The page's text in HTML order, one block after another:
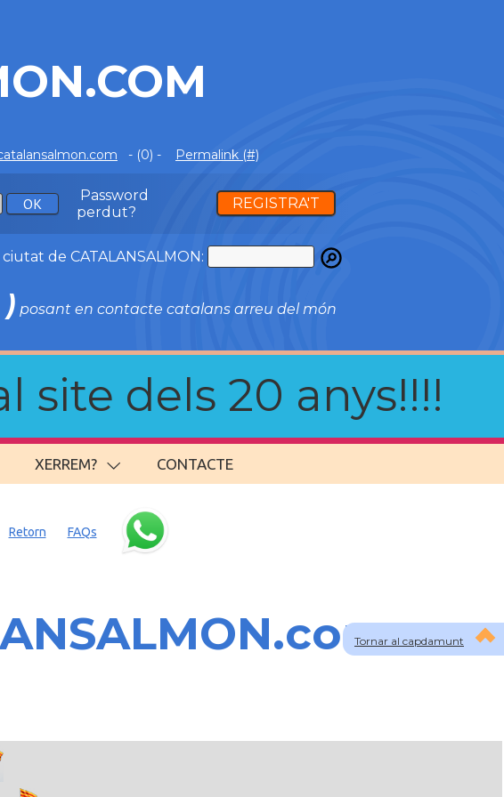
- (0) - Permalink (#)
Password
perdut?
REGISTRA'T
de CATALANSALMON:
posant en contacte catalans arreu del món
site dels 20 anys!!!!
XERREM? CONTACTE
Tornar al capdamunt
Retorn FAQs